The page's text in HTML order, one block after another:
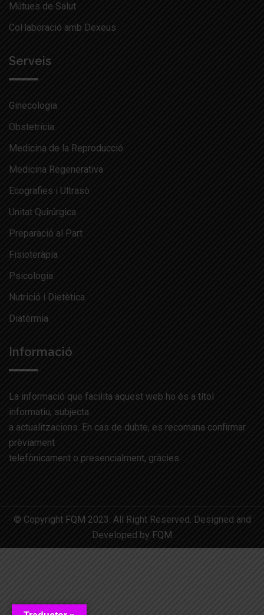
Mútues de Salut
Col·laboració amb Dexeus
Serveis
Ginecologia
Obstetrícia
Medicina de la Reproducció
Medicina Regenerativa
Ecografies i Ultrasò
Unitat Quirúrgica
Preparació al Part
Fisioteràpia
Psicologia
Nutrició i Dietètica
Diatèrmia
Informació
La informació que facilita aquest web ho és a títol
informatiu, subjecta
a actualitzacions. En cas de dubte, es recomana confirmar
prèviament
telefònicament o presencialment, gràcies
© Copyright FQM 2023. All Right Reserved. Designed and
Developed by FQM